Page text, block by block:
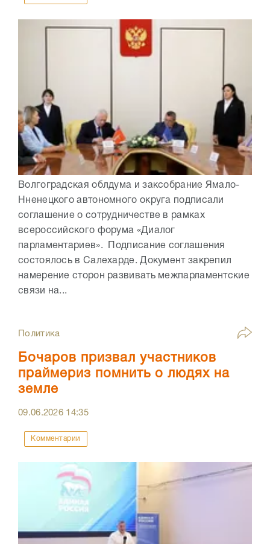
Волгоградская облдума и заксобрание Ямало-
Нненецкого автономного округа подписали
соглашение о сотрудничестве в рамках
всероссийского форума «Диалог
парламентариев». Подписание соглашения
состоялось в Салехарде. Документ закрепил
намерение сторон развивать межпарламентские
связи на...
Политика
Бочаров призвал участников
праймериз помнить о людях на
земле
09.06.2026 14:35
Комментарии